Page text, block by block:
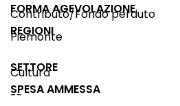
FORMA AGEVOLAZIONE
Contributo/Fondo perduto
REGIONI
Piemonte
SETTORE
Cultura
SPESA AMMESSA
--